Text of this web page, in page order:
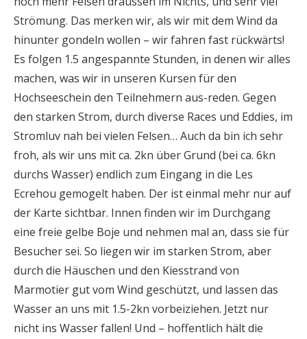
Strömung. Das merken wir, als wir mit dem Wind da
hinunter gondeln wollen – wir fahren fast rückwärts!
Es folgen 1.5 angespannte Stunden, in denen wir alles
machen, was wir in unseren Kursen für den
Hochseeschein den Teilnehmern aus-reden. Gegen
den starken Strom, durch diverse Races und Eddies, im
Stromluv nah bei vielen Felsen… Auch da bin ich sehr
froh, als wir uns mit ca. 2kn über Grund (bei ca. 6kn
durchs Wasser) endlich zum Eingang in die Les
Ecrehou gemogelt haben. Der ist einmal mehr nur auf
der Karte sichtbar. Innen finden wir im Durchgang
eine freie gelbe Boje und nehmen mal an, dass sie für
Besucher sei. So liegen wir im starken Strom, aber
durch die Häuschen und den Kiesstrand von
Marmotier gut vom Wind geschützt, und lassen das
Wasser an uns mit 1.5-2kn vorbeiziehen. Jetzt nur
nicht ins Wasser fallen! Und – hoffentlich hält die